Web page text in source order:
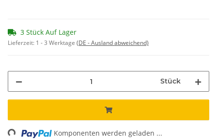
3 Stück Auf Lager
Lieferzeit: 1 - 3 Werktage (DE - Ausland abweichend)
Stück
Komponenten werden geladen ...